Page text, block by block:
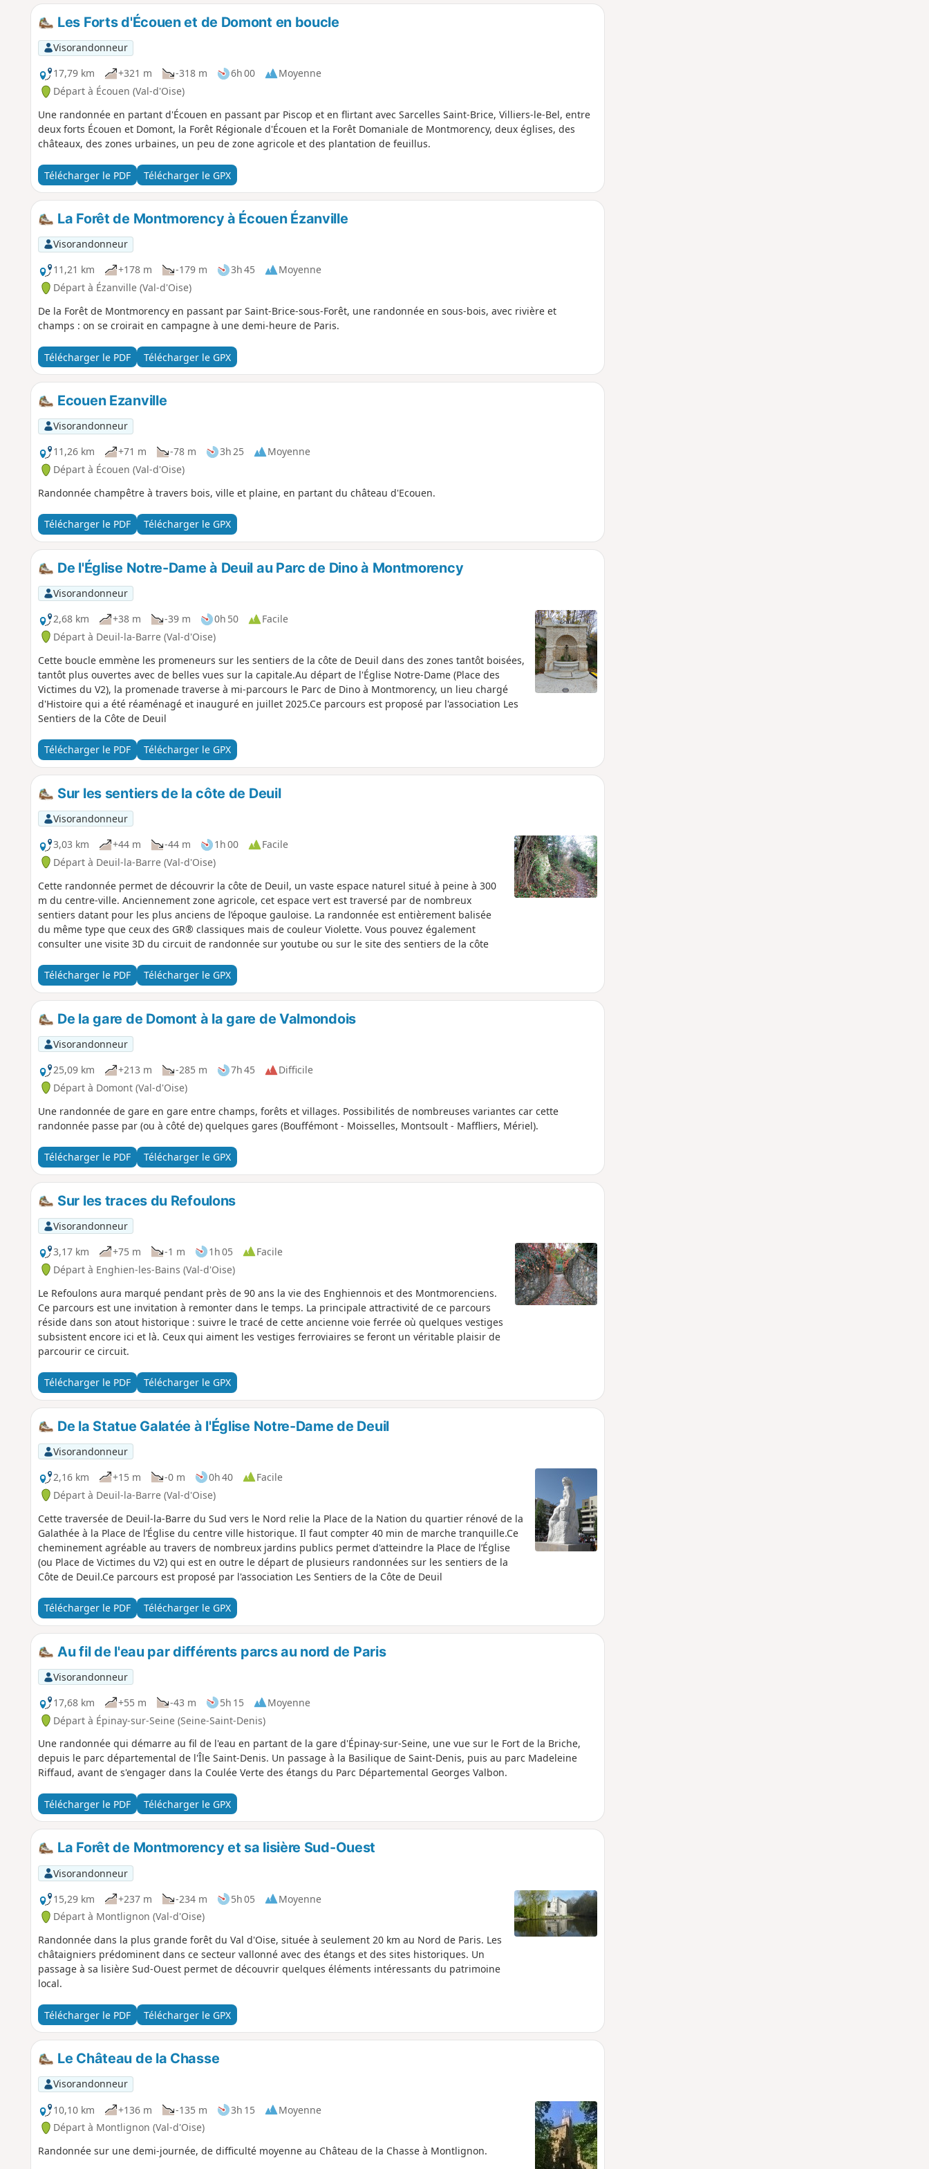
Les Forts d'Écouen et de Domont en boucle
Visorandonneur
17,79 km
+321 m -318 m 6h 00
Moyenne
Départ à Écouen (Val-d'Oise)
Une randonnée en partant d'Écouen en passant par Piscop et en flirtant avec Sarcelles Saint-Brice, Villiers-le-Bel, entre
deux forts Écouen et Domont, la Forêt Régionale d'Écouen et la Forêt Domaniale de Montmorency, deux églises, des
châteaux, des zones urbaines, un peu de zone agricole et des plantation de feuillus.
Télécharger le PDF Télécharger le GPX
La Forêt de Montmorency à Écouen Ézanville
Visorandonneur
11,21 km
+178 m -179 m 3h 45
Moyenne
Départ à Ézanville (Val-d'Oise)
De la Forêt de Montmorency en passant par Saint-Brice-sous-Forêt, une randonnée en sous-bois, avec rivière et
champs : on se croirait en campagne à une demi-heure de Paris.
Télécharger le PDF Télécharger le GPX
Ecouen Ezanville
Visorandonneur
11,26 km
+71 m -78 m 3h 25
Moyenne
Départ à Écouen (Val-d'Oise)
Randonnée champêtre à travers bois, ville et plaine, en partant du château d'Ecouen.
Télécharger le PDF Télécharger le GPX
De l'Église Notre-Dame à Deuil au Parc de Dino à Montmorency
Visorandonneur
2,68 km
+38 m -39 m 0h 50
Facile
Départ à Deuil-la-Barre (Val-d'Oise)
Cette boucle emmène les promeneurs sur les sentiers de la côte de Deuil dans des zones tantôt boisées,
tantôt plus ouvertes avec de belles vues sur la capitale.Au départ de l'Église Notre-Dame (Place des
Victimes du V2), la promenade traverse à mi-parcours le Parc de Dino à Montmorency, un lieu chargé
d'Histoire qui a été réaménagé et inauguré en juillet 2025.Ce parcours est proposé par l'association Les
Sentiers de la Côte de Deuil
Télécharger le PDF Télécharger le GPX
Sur les sentiers de la côte de Deuil
Visorandonneur
3,03 km
+44 m -44 m 1h 00
Facile
Départ à Deuil-la-Barre (Val-d'Oise)
Cette randonnée permet de découvrir la côte de Deuil, un vaste espace naturel situé à peine à 300
m du centre-ville. Anciennement zone agricole, cet espace vert est traversé par de nombreux
sentiers datant pour les plus anciens de l’époque gauloise. La randonnée est entièrement balisée
du même type que ceux des GR® classiques mais de couleur Violette. Vous pouvez également
consulter une visite 3D du circuit de randonnée sur youtube ou sur le site des sentiers de la côte
Télécharger le PDF Télécharger le GPX
De la gare de Domont à la gare de Valmondois
Visorandonneur
25,09 km
+213 m -285 m 7h 45
Difficile
Départ à Domont (Val-d'Oise)
Une randonnée de gare en gare entre champs, forêts et villages. Possibilités de nombreuses variantes car cette
randonnée passe par (ou à côté de) quelques gares (Bouffémont - Moisselles, Montsoult - Maffliers, Mériel).
Télécharger le PDF Télécharger le GPX
Sur les traces du Refoulons
Visorandonneur
3,17 km
+75 m -1 m 1h 05
Facile
Départ à Enghien-les-Bains (Val-d'Oise)
Le Refoulons aura marqué pendant près de 90 ans la vie des Enghiennois et des Montmorenciens.
Ce parcours est une invitation à remonter dans le temps. La principale attractivité de ce parcours
réside dans son atout historique : suivre le tracé de cette ancienne voie ferrée où quelques vestiges
subsistent encore ici et là. Ceux qui aiment les vestiges ferroviaires se feront un véritable plaisir de
parcourir ce circuit.
Télécharger le PDF Télécharger le GPX
De la Statue Galatée à l'Église Notre-Dame de Deuil
Visorandonneur
2,16 km
+15 m -0 m 0h 40
Facile
Départ à Deuil-la-Barre (Val-d'Oise)
Cette traversée de Deuil-la-Barre du Sud vers le Nord relie la Place de la Nation du quartier rénové de la
Galathée à la Place de l’Église du centre ville historique. Il faut compter 40 min de marche tranquille.Ce
cheminement agréable au travers de nombreux jardins publics permet d'atteindre la Place de l’Église
(ou Place de Victimes du V2) qui est en outre le départ de plusieurs randonnées sur les sentiers de la
Côte de Deuil.Ce parcours est proposé par l'association Les Sentiers de la Côte de Deuil
Télécharger le PDF Télécharger le GPX
Au fil de l'eau par différents parcs au nord de Paris
Visorandonneur
17,68 km
+55 m -43 m 5h 15
Moyenne
Départ à Épinay-sur-Seine (Seine-Saint-Denis)
Une randonnée qui démarre au fil de l'eau en partant de la gare d'Épinay-sur-Seine, une vue sur le Fort de la Briche,
depuis le parc départemental de l'Île Saint-Denis. Un passage à la Basilique de Saint-Denis, puis au parc Madeleine
Riffaud, avant de s'engager dans la Coulée Verte des étangs du Parc Départemental Georges Valbon.
Télécharger le PDF Télécharger le GPX
La Forêt de Montmorency et sa lisière Sud-Ouest
Visorandonneur
15,29 km
+237 m -234 m 5h 05
Moyenne
Départ à Montlignon (Val-d'Oise)
Randonnée dans la plus grande forêt du Val d'Oise, située à seulement 20 km au Nord de Paris. Les
châtaigniers prédominent dans ce secteur vallonné avec des étangs et des sites historiques. Un
passage à sa lisière Sud-Ouest permet de découvrir quelques éléments intéressants du patrimoine
local.
Télécharger le PDF Télécharger le GPX
Le Château de la Chasse
Visorandonneur
10,10 km
+136 m -135 m 3h 15
Moyenne
Départ à Montlignon (Val-d'Oise)
Randonnée sur une demi-journée, de difficulté moyenne au Château de la Chasse à Montlignon.